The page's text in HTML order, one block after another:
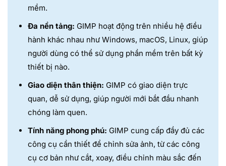
mềm.
Đa nền tảng: GIMP hoạt động trên nhiều hệ điều
hành khác nhau như Windows, macOS, Linux, giúp
người dùng có thể sử dụng phần mềm trên bất kỳ
thiết bị nào.
Giao diện thân thiện: GIMP có giao diện trực
quan, dễ sử dụng, giúp người mới bắt đầu nhanh
chóng làm quen.
Tính năng phong phú: GIMP cung cấp đầy đủ các
công cụ cần thiết để chỉnh sửa ảnh, từ các công
cụ cơ bản như cắt, xoay, điều chỉnh màu sắc đến